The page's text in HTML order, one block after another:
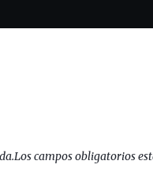
Los campos obligatorios